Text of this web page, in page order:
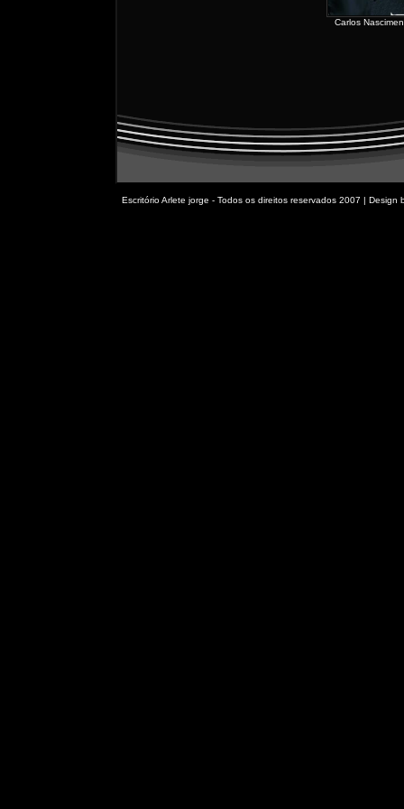
Carlos
Escritório Arlete jorge - Todos os direitos reservados 2007 | Design